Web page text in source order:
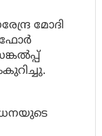
മോദി